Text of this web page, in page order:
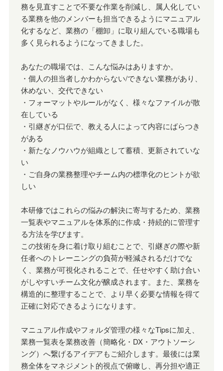
務を見直すことで不要な作業を削減し、属人化してい
る業務を他のメンバーも担当できるようにマニュアル
化するなど、業務の「棚卸」に取り組んでいる職場も
多く見られるようになってきました。
あなたの職場では、こんな悩みはありますか。
・個人の担当者しかわからない/できない業務があり、
休めない、交代できない
・フォーマットやルールがなく、様々なファイルが散
在している
・引継ぎが口伝で、教える人によって内容にばらつき
がある
・新たなノウハウが組織として蓄積、更新されていな
い
・ご自身の業務整理やチーム内の標準化のヒントが欲
しい
本研修ではこれらの悩みの解決に寄与するため、業務
一覧表やマニュアルを体系的に作成・持続的に管理す
る方法を学びます。
この技術を身に着け取り組むことで、引継ぎの際や新
任者へのトレーニングの負荷が軽減されるだけでな
く、業務が可視化されることで、任せやすく助け合い
がしやすいチーム文化が醸成されます。また、業務を
構造的に整理することで、より早く必要な情報を得て
正確に対応できるようになります。
マニュアル作成やフォルダ管理の様々なTipsに加え、
業務一覧表を業務改善（簡略化・DX・アウトソーシ
ング）へ繋げるアイデアもご紹介します。最後には業
務全体をマネジメント的視点で俯瞰し、再分担や適正